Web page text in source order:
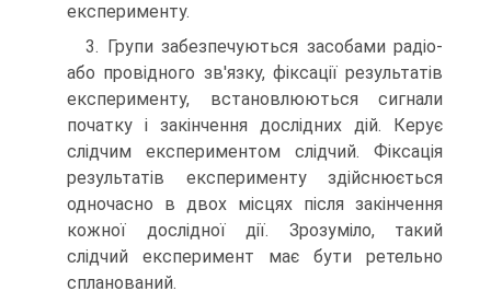
експерименту.
3. Групи забезпечуються засобами радіо-
або провідного зв'язку, фіксації результатів
експерименту, встановлюються сигнали
початку і закінчення дослідних дій. Керує
слідчим експериментом слідчий. Фіксація
результатів експерименту здійснюється
одночасно в двох місцях після закінчення
кожної дослідної дії. Зрозуміло, такий
слідчий експеримент має бути ретельно
спланований.